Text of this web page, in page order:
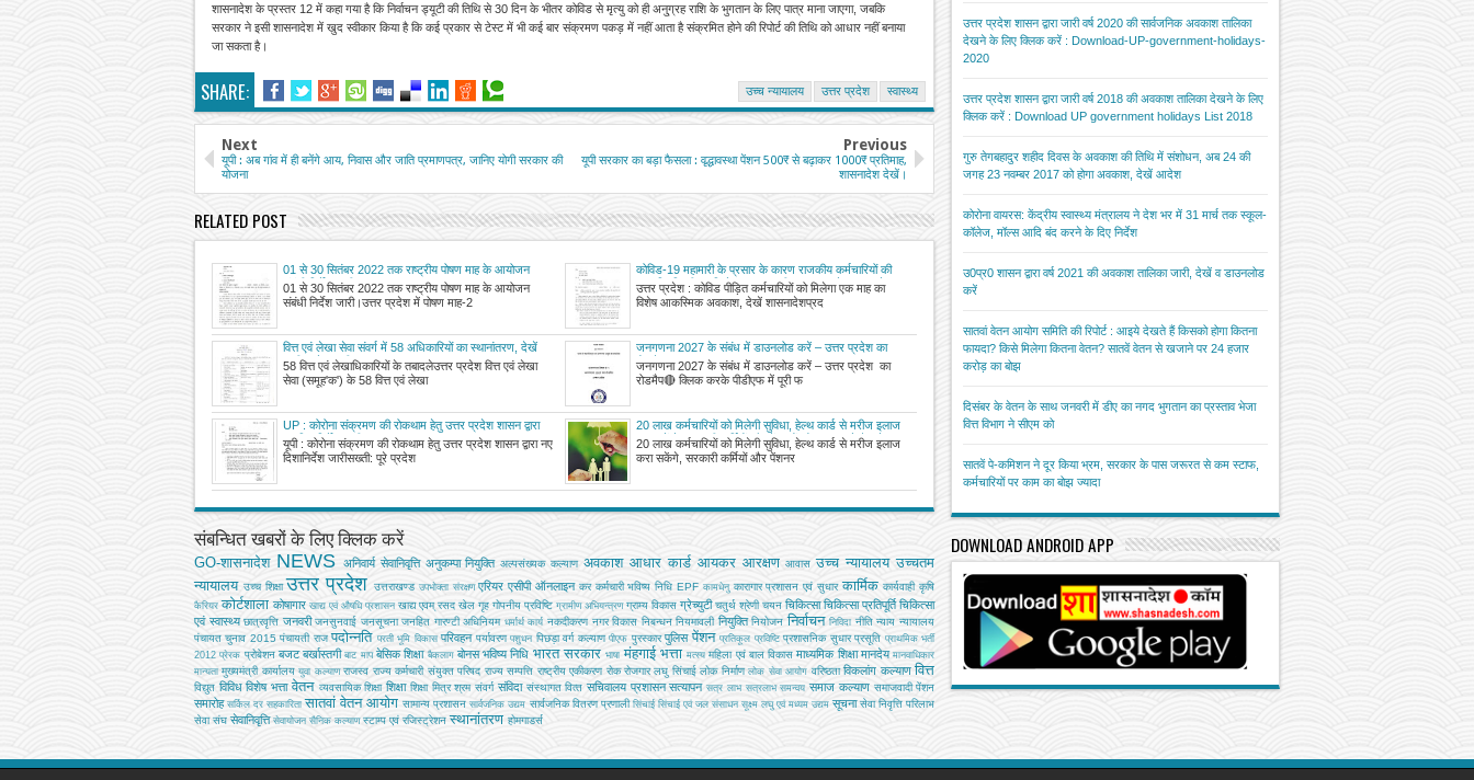
उच्च न्यायालय उत्तर प्रदेश स्वास्थ्य
शासनादेश के प्रस्तर 12 में कहा गया है कि निर्वाचन ड्यूटी की तिथि से 30 दिन के भीतर कोविड से मृत्यु को ही अनु्ग्रह राशि के भुगतान के लिए पात्र माना जाएगा, जबकि
सरकार ने इसी शासनादेश में खुद स्वीकार किया है कि कई प्रकार से टेस्ट में भी कई बार संक्रमण पकड़ में नहीं आता है संक्रमित होने की रिपोर्ट की तिथि को आधार नहीं बनाया
जा सकता है।
SHARE:
Next
यूपी : अब गांव में ही बनेंगे आय, निवास और जाति प्रमाणपत्र, जानिए योगी सरकार की
योजना
Previous
यूपी सरकार का बड़ा फैसला : वृद्धावस्था पेंशन 500₹ से बढ़ाकर 1000₹ प्रतिमाह,
शासनादेश देखें।
RELATED POST
01 से 30 सितंबर 2022 तक राष्ट्रीय पोषण माह के आयोजन
संबंधी निर्देश जारी
01 से 30 सितंबर 2022 तक राष्ट्रीय पोषण माह के आयोजन
संबंधी निर्देश जारी।उत्तर प्रदेश में पोषण माह-2
कोविड-19 महामारी के प्रसार के कारण राजकीय कर्मचारियों की
अनुपस्थिति की अवधि हेतु अवकाश की अनुमन्यता हेतु शासनादेश
जारी।
उत्तर प्रदेश : कोविड पीड़ित कर्मचारियों को मिलेगा एक माह का
विशेष आकस्मिक अवकाश, देखें शासनादेशप्रद
वित्त एवं लेखा सेवा संवर्ग में 58 अधिकारियों का स्थानांतरण, देखें
जारी आदेश सूची
58 वित्त एवं लेखाधिकारियों के तबादलेउत्तर प्रदेश वित्त एवं लेखा
सेवा (समूह'क') के 58 वित्त एवं लेखा
जनगणना 2027 के संबंध में डाउनलोड करें – उत्तर प्रदेश का
रोडमैप
जनगणना 2027 के संबंध में डाउनलोड करें – उत्तर प्रदेश का
रोडमैप🔴 क्लिक करके पीडीएफ में पूरी फ
UP : कोरोना संक्रमण की रोकथाम हेतु उत्तर प्रदेश शासन द्वारा
नए दिशानिर्देश जारी
यूपी : कोरोना संक्रमण की रोकथाम हेतु उत्तर प्रदेश शासन द्वारा नए
दिशानिर्देश जारीसख्ती: पूरे प्रदेश
20 लाख कर्मचारियों को मिलेगी सुविधा, हेल्थ कार्ड से मरीज इलाज
करा सकेंगे, सरकारी कर्मियों और पेंशनरों को इस माह से कैशलेस
इलाज
20 लाख कर्मचारियों को मिलेगी सुविधा, हेल्थ कार्ड से मरीज इलाज
करा सकेंगे, सरकारी कर्मियों और पेंशनर
संबन्धित खबरों के लिए क्लिक करें
GO-शासनादेश NEWS अनिवार्य सेवानिवृत्ति अनुकम्पा नियुक्ति अल्‍पसंख्‍यक कल्‍याण अवकाश आधार कार्ड आयकर आरक्षण आवास उच्च न्यायालय उच्चतम
न्यायालय उच्‍च शिक्षा उत्तर प्रदेश उत्तराखण्ड उपभोक्‍ता संरक्षण एरियर एसीपी ऑनलाइन कर कर्मचारी भविष्य निधि EPF कामधेनु कारागार प्रशासन एवं सुधार कार्मिक कार्यवाही कृषि
कैरियर कोर्टशाला कोषागार खाद्य एवं औषधि प्रशासन खाद्य एवम् रसद खेल गृह गोपनीय प्रविष्टि ग्रामीण अभियन्‍त्रण ग्राम्य विकास ग्रेच्युटी चतुर्थ श्रेणी चयन चिकित्सा चिकित्सा प्रतिपूर्ति चिकित्‍सा
एवं स्वास्थ्य छात्रवृत्ति जनवरी जनसुनवाई जनसूचना जनहित गारण्टी अधिनियम धर्मार्थ कार्य नकदीकरण नगर विकास निबन्‍धन नियमावली नियुक्ति नियोजन निर्वाचन निविदा नीति न्याय न्यायालय
पंचायत चुनाव 2015 पंचायती राज पदोन्नति परती भूमि विकास परिवहन पर्यावरण पशुधन पिछड़ा वर्ग कल्‍याण पीएफ पुरस्कार पुलिस पेंशन प्रतिकूल प्रविष्टि प्रशासनिक सुधार प्रसूति प्राथमिक भर्ती
2012 प्रेरक प्रोबेशन बजट बर्खास्तगी बाट माप बेसिक शिक्षा बैकलाग बोनस भविष्य निधि भारत सरकार भाषा मंहगाई भत्ता मत्‍स्‍य महिला एवं बाल विकास माध्यमिक शिक्षा मानदेय मानवाधिकार
मान्यता मुख्‍यमंत्री कार्यालय युवा कल्याण राजस्व राज्य कर्मचारी संयुक्त परिषद राज्य सम्पत्ति राष्ट्रीय एकीकरण रोक रोजगार लघु सिंचाई लोक निर्माण लोक सेवा आयोग वरिष्ठता विकलांग कल्याण वित्त
विद्युत विविध विशेष भत्ता वेतन व्‍यवसायिक शिक्षा शिक्षा शिक्षा मित्र श्रम संवर्ग संविदा संस्‍थागत वित्‍त सचिवालय प्रशासन सत्यापन सत्र लाभ सत्रलाभ समन्वय समाज कल्याण समाजवादी पेंशन
समारोह सर्किल दर सहकारिता सातवां वेतन आयोग सामान्य प्रशासन सार्वजनिक उद्यम सार्वजनिक वितरण प्रणाली सिंचाई सिंचाई एवं जल संसाधन सूक्ष्म लघु एवं मध्यम उद्यम सूचना सेवा निवृत्ति परिलाभ
सेवा संघ सेवानिवृत्ति सेवायोजन सैनिक कल्‍याण स्टाम्प एवं रजिस्ट्रेशन स्थानांतरण होमगाडर्स
उत्तर प्रदेश शासन द्वारा जारी वर्ष 2020 की सार्वजनिक अवकाश तालिका
देखने के लिए क्लिक करें : Download-UP-government-holidays-
2020
उत्तर प्रदेश शासन द्वारा जारी वर्ष 2018 की अवकाश तालिका देखने के लिए
क्लिक करें : Download UP government holidays List 2018
गुरु तेगबहादुर शहीद दिवस के अवकाश की तिथि में संशोधन, अब 24 की
जगह 23 नवम्बर 2017 को होगा अवकाश, देखें आदेश
कोरोना वायरस: केंद्रीय स्वास्थ्य मंत्रालय ने देश भर में 31 मार्च तक स्कूल-
कॉलेज, मॉल्स आदि बंद करने के दिए निर्देश
उ0प्र0 शासन द्वारा वर्ष 2021 की अवकाश तालिका जारी, देखें व डाउनलोड
करें
सातवां वेतन आयोग समिति की रिपोर्ट : आइये देखते हैं किसको होगा कितना
फायदा? किसे मिलेगा कितना वेतन? सातवें वेतन से खजाने पर 24 हजार
करोड़ का बोझ
दिसंबर के वेतन के साथ जनवरी में डीए का नगद भुगतान का प्रस्ताव भेजा
वित्त विभाग ने सीएम को
सातवें पे-कमिशन ने दूर किया भ्रम, सरकार के पास जरूरत से कम स्टाफ,
कर्मचारियों पर काम का बोझ ज्यादा
DOWNLOAD ANDROID APP